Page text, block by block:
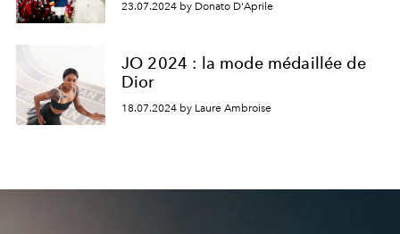
23.07.2024 by Donato D'Aprile
JO 2024 : la mode médaillée de
Dior
18.07.2024 by Laure Ambroise